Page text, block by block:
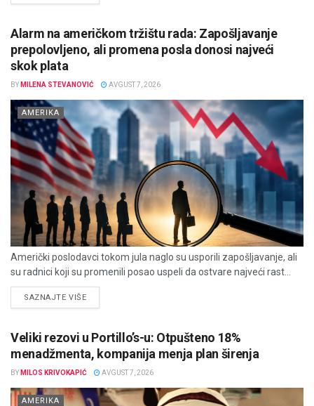
Alarm na američkom tržištu rada: Zapošljavanje
prepolovljeno, ali promena posla donosi najveći
skok plata
BY MILENA STEVANOVIĆ AVGUST 7, 2026
AMERIKA
Američki poslodavci tokom jula naglo su usporili zapošljavanje, ali
su radnici koji su promenili posao uspeli da ostvare najveći rast...
SAZNAJTE VIŠEDETAILS
Veliki rezovi u Portillo’s-u: Otpušteno 18%
menadžmenta, kompanija menja plan širenja
BY MILOS KRIVOKAPIĆ AVGUST 7, 2026
AMERIKA